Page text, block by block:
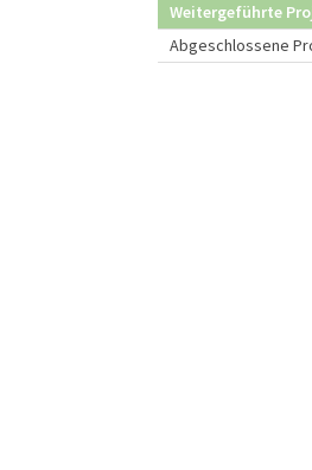
Weitergeführte
Abgeschlossene